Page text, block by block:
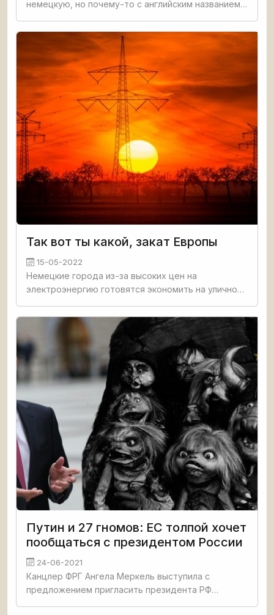
немецкую, но почему-то с английским названием
слезами и размахивать руками, но мы пока
погодим. Ну ведь
Так вот ты какой, закат Европы
15-05-2022
Немецкие города из-за высоких цен на
электроэнергию готовятся экономить на уличном
Путин и 27 гномов: ЕС толпой хочет
пообщаться с президентом России
24-06-2021
Канцлер ФРГ Ангела Меркель выступила с
предложением пригласить президента РФ